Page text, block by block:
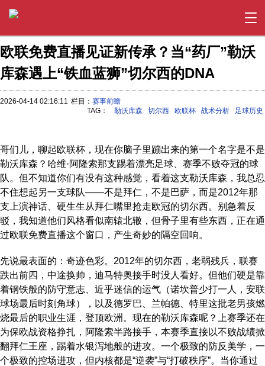
欧联免费直播见证新传承？当“药厂”勒沃
库森遇上“铁血蓝狮”切尔西的DNA
2026-04-14 02:16:11 栏目： 赛事前瞻
TAG：
勒沃库森 切尔西 欧联杯 战术分析 足球历史
哥们儿，聊起欧联杯，现在你脑子里蹦出来的第一个名字是不是
勒沃库森？哈维·阿隆索那支踢着漂亮足球、赛季不败夺冠的球
队。但不知道你们有没有这种感觉，看着这支勒沃库森，我总忍
不住想起另一支球队——不是拜仁，不是巴萨，而是2012年那
支上演神话、硬生生从拜仁嘴里抢走欧冠的切尔西。别急着反
驳，我知道他们风格看似南辕北辙，但骨子里有些东西，正在通
过欧联免费直播这个窗口，产生奇妙的隔空回响。
先说最表面的：奇迹色彩。2012年的切尔西，老弱残兵，联赛
跌出前四，中途换帅，迪马特奥接手时没人看好。但他们硬是靠
着钢铁般的防守意志、近乎迷信的运气（诺坎普少打一人，安联
球场最后时刻角球），以及德罗巴、兰帕德、特里这批老男孩燃
烧最后的职业生涯，登顶欧洲。现在的勒沃库森呢？上赛季还在
为保欧战资格挣扎，阿隆索半路接手，本赛季直接以不败战绩掀
翻拜仁王座，踢着水银泻地般的进攻。一个极致的防反美学，一
个极致的控场进攻，但内核都是“逆袭”与“打破秩序”。当你通过